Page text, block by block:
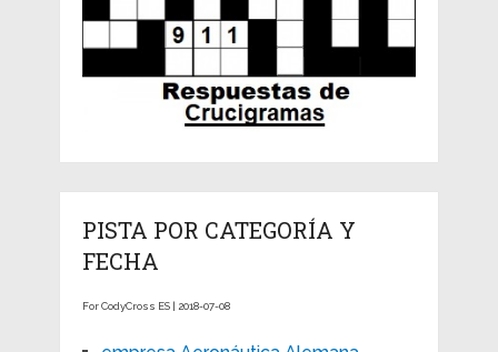
PISTA POR CATEGORÍA Y
FECHA
For CodyCross ES | 2018-07-08